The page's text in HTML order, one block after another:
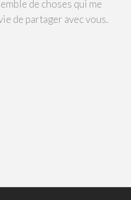
de choses qui me
de partager avec vous.